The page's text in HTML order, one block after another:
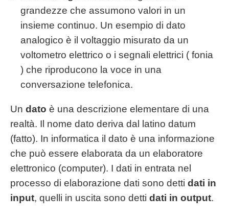
grandezze che assumono valori in un
insieme continuo. Un esempio di dato
analogico è il voltaggio misurato da un
voltometro elettrico o i segnali elettrici ( fonia
) che riproducono la voce in una
conversazione telefonica.
Un dato è una descrizione elementare di una
realtà. Il nome dato deriva dal latino datum
(fatto). In informatica il dato è una informazione
che può essere elaborata da un elaboratore
elettronico (computer). I dati in entrata nel
processo di elaborazione dati sono detti dati in
input, quelli in uscita sono detti dati in output.